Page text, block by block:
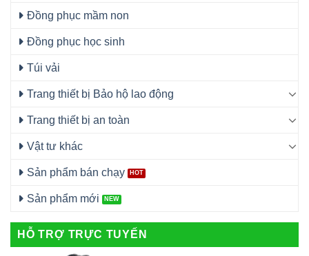
Đồng phục mầm non
Đồng phục học sinh
Túi vải
Trang thiết bị Bảo hộ lao động
Trang thiết bị an toàn
Vật tư khác
Sản phẩm bán chạy
Sản phẩm mới
HỖ TRỢ TRỰC TUYẾN